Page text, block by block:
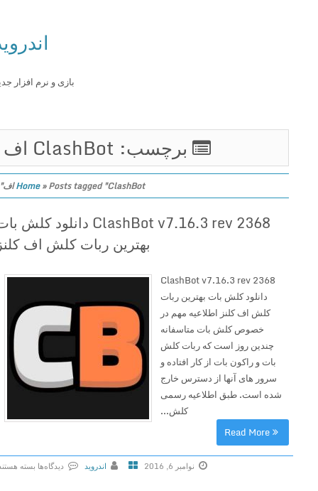
اندروید
بازی و نرم افزار جدید
برچسب: ClashBot اف
Home»Posts tagged "ClashBot اف"
ClashBot v7.16.3 rev 2368 دانلود کلش بات
بهترین ربات کلش اف کلنز
ClashBot v7.16.3 rev 2368
دانلود کلش بات بهترین ربات
کلش اف کلنز اطلاعیه مهم در
خصوص کلش بات متاسفانه
چندین روز است که ربات کلش
بات و راکون بات از کار افتاده و
سرور های آنها از دسترس خارج
شده است. طبق اطلاعیه رسمی
کلش...
Read More
نوامبر 6, 2016 اندروید
دیدگاه‌هابسته هستند